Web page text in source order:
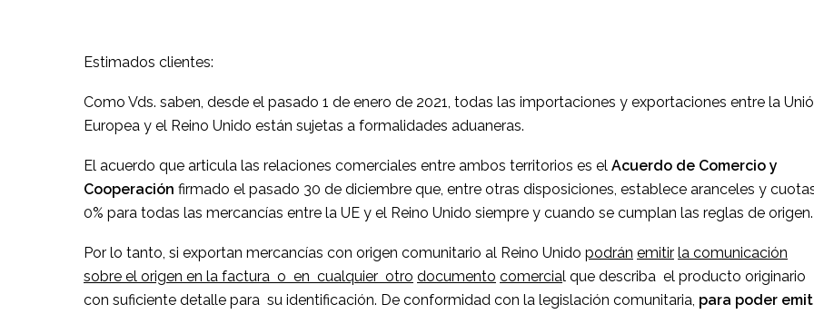
Estimados clientes:
Como Vds. saben, desde el pasado 1 de enero de 2021, todas las importaciones y exportaciones entre la
Europea y el Reino Unido están sujetas a formalidades aduaneras.
El acuerdo que articula las relaciones comerciales entre ambos territorios es el Acuerdo de Comercio y
Cooperación firmado el pasado 30 de diciembre que, entre otras disposiciones, establece aranceles y
0% para todas las mercancías entre la UE y el Reino Unido siempre y cuando se cumplan las reglas de origen.
Por lo tanto, si exportan mercancías con origen comunitario al Reino Unido podrán emitir la comunicación
sobre el origen en la factura o en cualquier otro documento comercial que describa el producto originario
con suficiente detalle para su identificación. De conformidad con la legislación comunitaria, para poder